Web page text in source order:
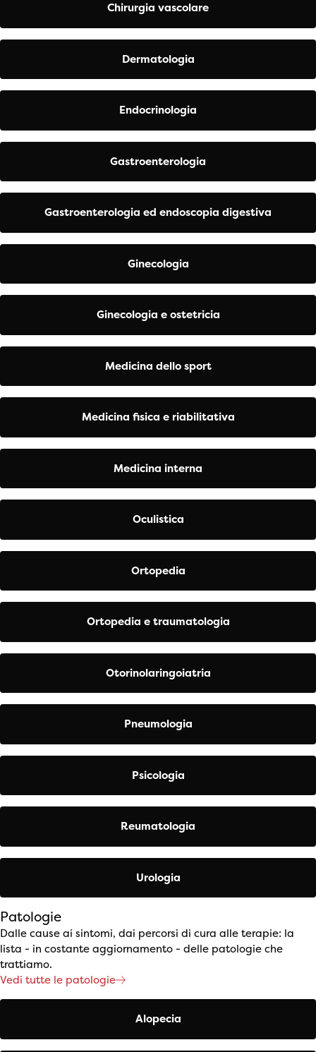
Chirurgia vascolare
Dermatologia
Endocrinologia
Gastroenterologia
Gastroenterologia ed endoscopia digestiva
Ginecologia
Ginecologia e ostetricia
Medicina dello sport
Medicina fisica e riabilitativa
Medicina interna
Oculistica
Ortopedia
Ortopedia e traumatologia
Otorinolaringoiatria
Pneumologia
Psicologia
Reumatologia
Urologia
Patologie
Dalle cause ai sintomi, dai percorsi di cura alle terapie: la
lista - in costante aggiornamento - delle patologie che
trattiamo.
Vedi tutte le patologie
Alopecia